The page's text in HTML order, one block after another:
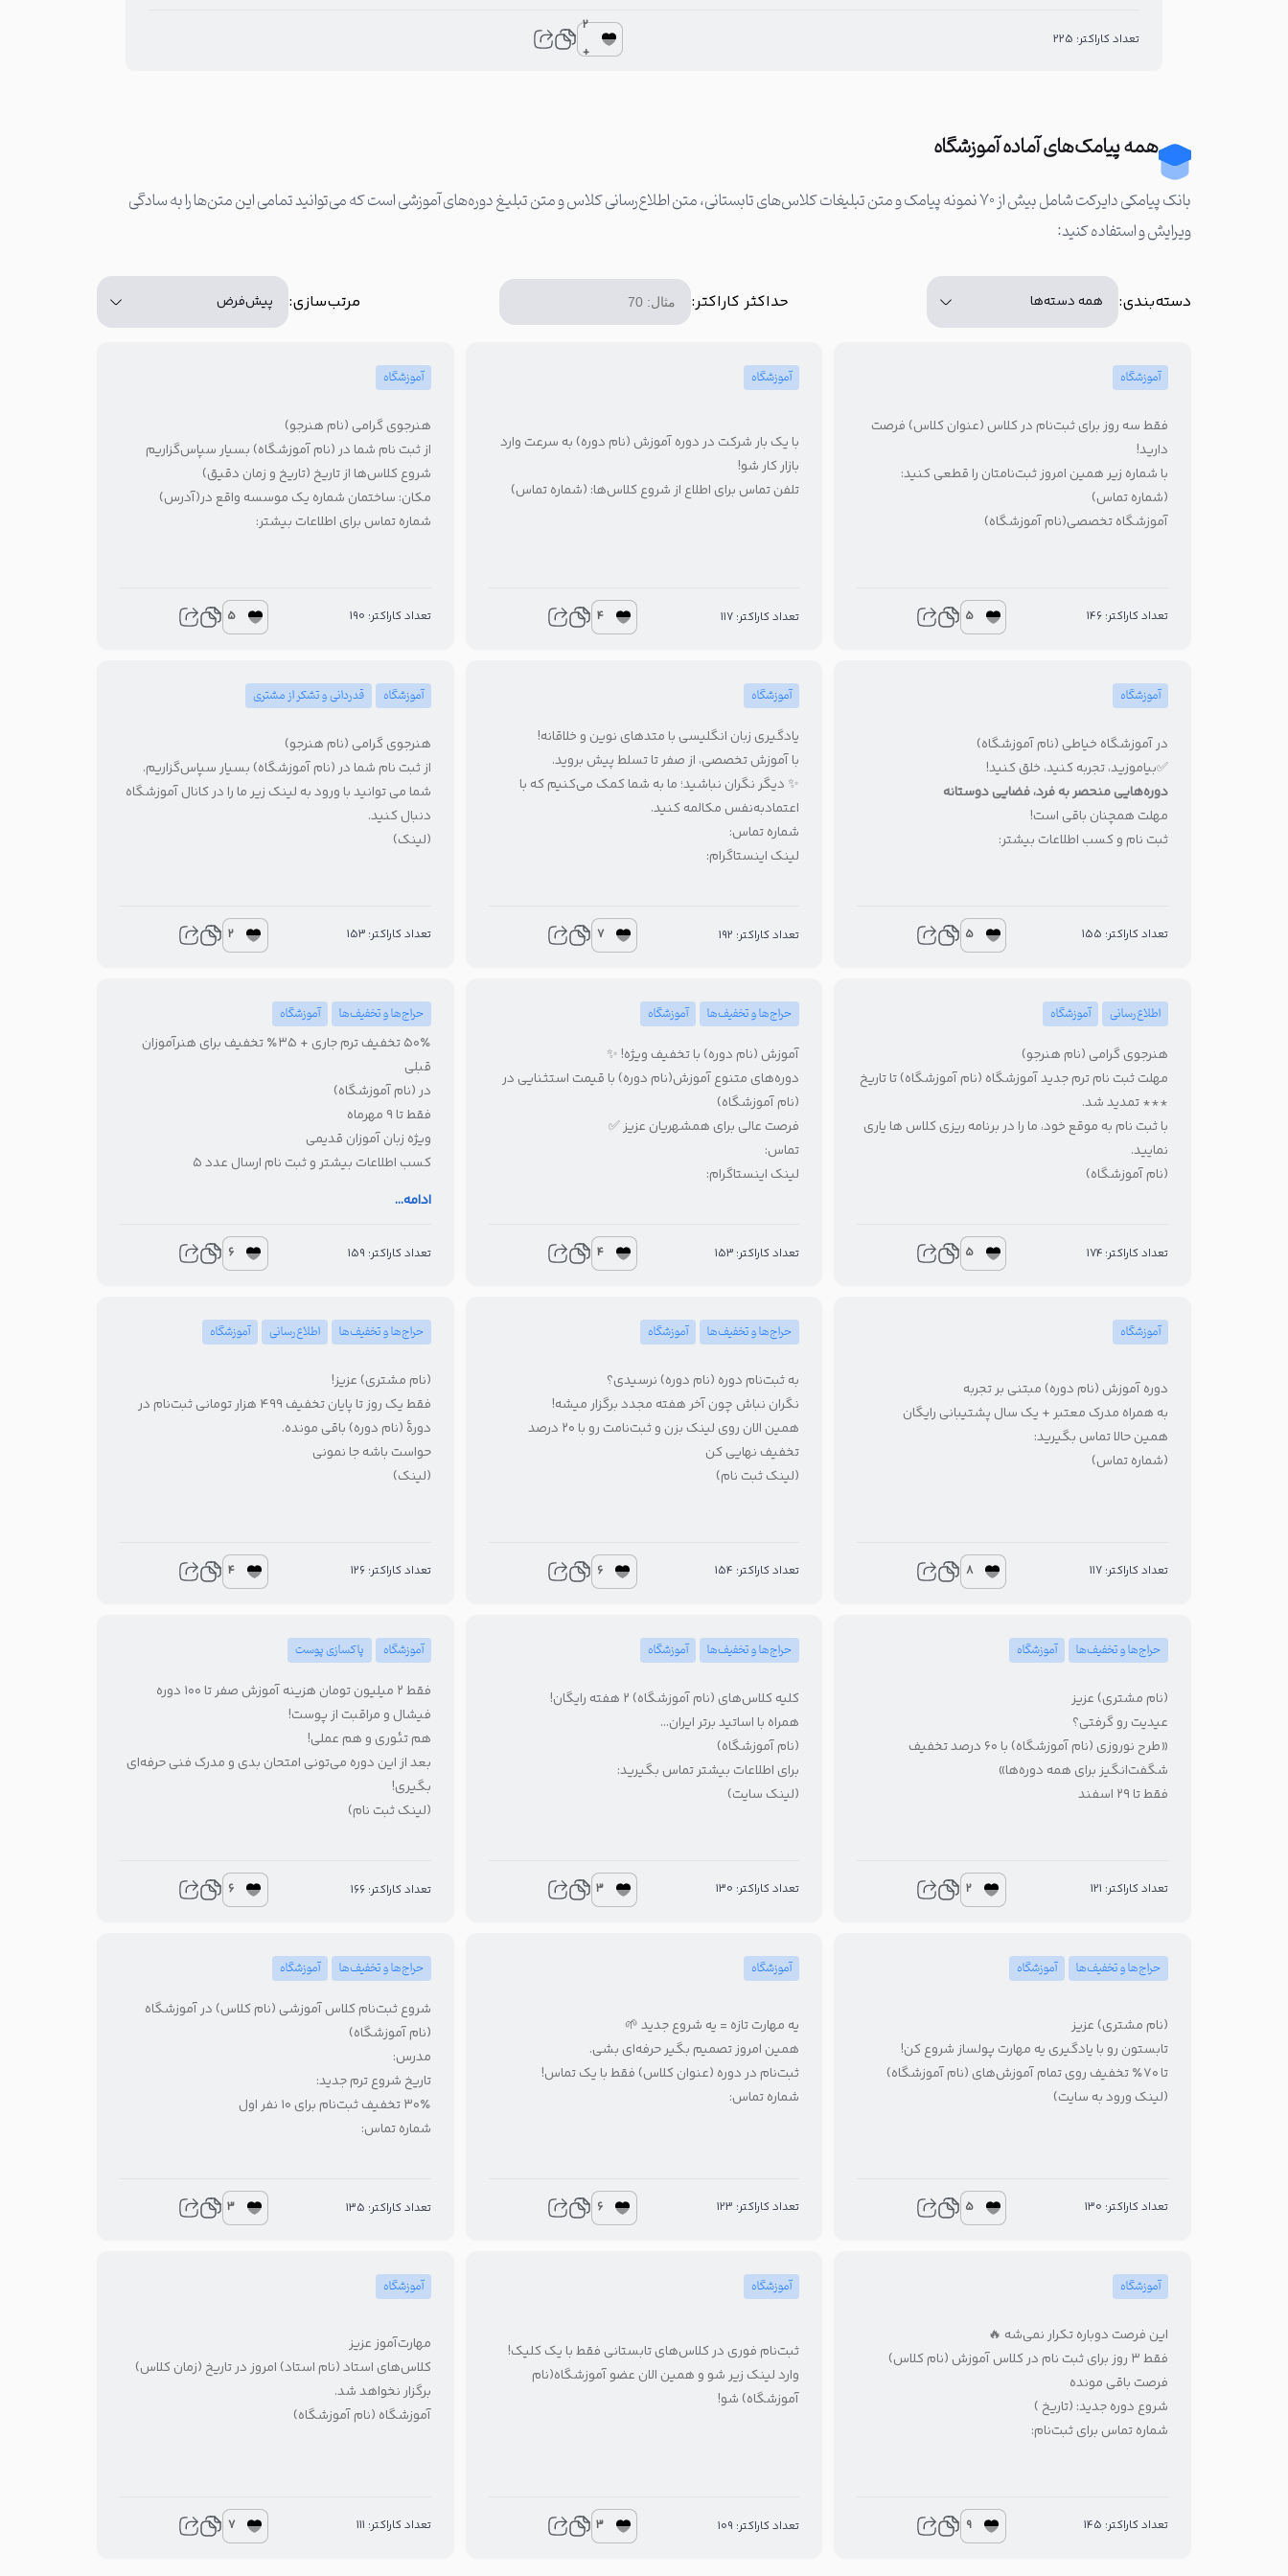
تعداد کاراکتر: 225
2
+
همه پیامک‌های آماده آموزشگاه
بانک پیامکی دایرکت شامل بیش از ۷۰ نمونه پیامک و متن تبلیغات کلاس‌‌های تابستانی، متن اطلاع‌رسانی کلاس و متن تبلیغ دوره‌های آموزشی است که می‌توانید تمامی این متن‌ها را به سادگی
ویرایش و استفاده کنید:
دسته‌بندی: حداکثر کاراکتر: مرتب‌سازی:
آموزشگاه
فقط سه روز برای ثبت‌نام در کلاس (عنوان کلاس) فرصت
دارید!
با شماره زیر همین امروز ثبت‌نامتان را قطعی کنید:
(شماره تماس)
آموزشگاه تخصصی(نام آموزشگاه)
تعداد کاراکتر: 146 5
آموزشگاه
با یک بار شرکت در دوره آموزش (نام دوره) به سرعت وارد
بازار کار شو!
تلفن تماس برای اطلاع از شروع کلاس‌ها: (شماره تماس)
تعداد کاراکتر: 117 4
آموزشگاه
هنرجوی گرامی (نام هنرجو)
از ثبت نام شما در (نام آموزشگاه) بسیار سپاس‌گزاریم
شروع کلاس‌ها از تاریخ (تاریخ و زمان دقیق)
مکان: ساختمان شماره یک موسسه واقع در(آدرس)
شماره تماس برای اطلاعات بیشتر:
تعداد کاراکتر: 190 5
آموزشگاه
در آموزشگاه خیاطی (نام آموزشگاه)
✅بیاموزید، تجربه کنید، خلق کنید!
دوره‌هایی منحصر به فرد، فضایی دوستانه
مهلت همچنان باقی‌ است!
ثبت نام و کسب اطلاعات بیشتر:
تعداد کاراکتر: 155 5
آموزشگاه
یادگیری زبان انگلیسی با متدهای نوین و خلاقانه!
با آموزش تخصصی، از صفر تا تسلط پیش بروید.
✨ دیگر نگران نباشید؛ ما به شما کمک می‌کنیم که با
اعتمادبه‌نفس مکالمه کنید.
شماره تماس:
لینک اینستاگرام:
تعداد کاراکتر: 192 7
آموزشگاه قدردانی و تشکر از مشتری
هنرجوی گرامی (نام هنرجو)
از ثبت نام شما در (نام آموزشگاه) بسیار سپاس‌گزاریم.
شما می توانید با ورود به لینک زیر ما را در کانال آموزشگاه
دنبال کنید.
(لینک)
تعداد کاراکتر: 153 2
اطلاع‌رسانی آموزشگاه
هنرجوی گرامی (نام هنرجو)
مهلت ثبت نام ترم جدید آموزشگاه (نام آموزشگاه) تا تاریخ
*** تمدید شد.
با ثبت نام به موقع خود، ما را در برنامه ریزی کلاس ها یاری
نمایید.
(نام آموزشگاه)
تعداد کاراکتر: 174 5
حراج‌ها و تخفیف‌ها آموزشگاه
آموزش (نام دوره) با تخفیف ویژه! ✨
دوره‌های متنوع آموزش(نام دوره) با قیمت استثنایی در
(نام آموزشگاه)
فرصت عالی برای همشهریان عزیز ✅
تماس:
لینک اینستاگرام:
تعداد کاراکتر: 153 4
حراج‌ها و تخفیف‌ها آموزشگاه
۵۰٪ تخفیف ترم جاری + ۳۵٪ تخفیف برای هنرآموزان
قبلی
در (نام آموزشگاه)
فقط تا ۹ مهرماه
ویژه زبان آموزان قدیمی
کسب اطلاعات بیشتر و ثبت نام ارسال عدد ۵
ادامه...
تعداد کاراکتر: 159 6
آموزشگاه
دوره آموزش (نام دوره) مبتنی بر تجربه
به همراه مدرک معتبر + یک سال پشتیبانی رایگان
همین حالا تماس بگیرید:
(شماره تماس)
تعداد کاراکتر: 117 8
حراج‌ها و تخفیف‌ها آموزشگاه
به ثبت‌نام دوره (نام دوره) نرسیدی؟
نگران نباش چون آخر هفته مجدد برگزار میشه!
همین الان روی لینک بزن و ثبت‌نامت رو با ۲۰ درصد
تخفیف نهایی کن
(لینک ثبت نام)
تعداد کاراکتر: 154 6
حراج‌ها و تخفیف‌ها اطلاع‌رسانی آموزشگاه
(نام مشتری) عزیز!
فقط یک روز تا پایان تخفیف ۴۹۹ هزار تومانی ثبت‌نام در
دورهٔ (نام دوره) باقی مونده.
حواست باشه جا نمونی
(لینک)
تعداد کاراکتر: 126 4
حراج‌ها و تخفیف‌ها آموزشگاه
(نام مشتری) عزیز
عیدیت رو گرفتی؟
«طرح نوروزی (نام آموزشگاه) با ۶۰ درصد تخفیف
شگفت‌انگیز برای همه دوره‌ها»
فقط تا ۲۹ اسفند
تعداد کاراکتر: 121 2
حراج‌ها و تخفیف‌ها آموزشگاه
کلیه کلاس‌های (نام آموزشگاه) ۲ هفته رایگان!
همراه با اساتید برتر ایران…
(نام آموزشگاه)
برای اطلاعات بیشتر تماس بگیرید:
(لینک سایت)
تعداد کاراکتر: 130 3
آموزشگاه پاکسازی پوست
فقط ۲ میلیون تومان هزینه آموزش صفر تا ۱۰۰ دوره
فیشال و مراقبت از پوست!
هم تئوری و هم عملی!
بعد از این دوره می‌تونی امتحان بدی و مدرک فنی حرفه‌ای
بگیری!
(لینک ثبت نام)
تعداد کاراکتر: 166 6
حراج‌ها و تخفیف‌ها آموزشگاه
(نام مشتری) عزیز
تابستون رو با یادگیری یه مهارت پولساز شروع کن!
تا ۷۰٪ تخفیف روی تمام آموزش‌های (نام آموزشگاه)
(لینک ورود به سایت)
تعداد کاراکتر: 130 5
آموزشگاه
یه مهارت تازه = یه شروع جدید 🌱
همین امروز تصمیم بگیر حرفه‌ای بشی.
ثبت‌نام در دوره (عنوان کلاس) فقط با یک تماس!
شماره تماس:
تعداد کاراکتر: 123 6
حراج‌ها و تخفیف‌ها آموزشگاه
شروع ثبت‌نام کلاس آموزشی (نام کلاس) در آموزشگاه
(نام آموزشگاه)
مدرس:
تاریخ شروع ترم جدید:
۳۰٪ تخفیف ثبت‌نام برای ۱۰ نفر اول
شماره تماس:
تعداد کاراکتر: 135 3
آموزشگاه
این فرصت دوباره تکرار نمی‌شه 🔥
فقط ۳ روز برای ثبت نام در کلاس آموزش (نام کلاس)
فرصت باقی مونده
شروع دوره جدید: (تاریخ )
شماره تماس برای ثبت‌نام:
تعداد کاراکتر: 145 9
آموزشگاه
ثبت‌نام فوری در کلاس‌های تابستانی فقط با یک کلیک!
وارد لینک زیر شو و همین الان عضو آموزشگاه(نام
آموزشگاه) شو!
تعداد کاراکتر: 109 3
آموزشگاه
مهارت‌آموز عزیز
کلاس‌های استاد (نام استاد) امروز در تاریخ (زمان کلاس)
برگزار نخواهد شد.
آموزشگاه (نام آموزشگاه)
تعداد کاراکتر: 111 7